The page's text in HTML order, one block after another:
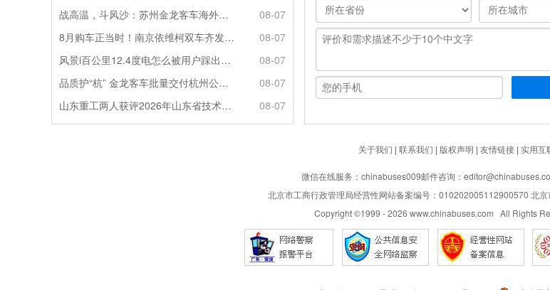
战高温，斗风沙：苏州金龙客车海外服务的“极限温度测试”
08-07
8月购车正当时！南京依维柯双车齐发限时福利全解析
08-07
风景i百公里12.4度电怎么被用户踩出来的？
08-07
品质护“杭” 金龙客车批量交付杭州公交集团72辆
08-07
山东重工两人获评2026年山东省技术技能大师
08-07
关于我们 | 联系我们 | 版权声明 | 友情链接| 实用互
微信在线服务：chinabuses009邮件咨询：
北京市工商行政管理局经营性网站备案编号：010202005112900570 北
Copyright ©1999 -2026 www.chinabuses.com All Rights